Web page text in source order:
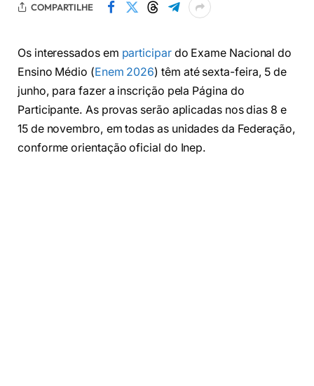
COMPARTILHE
Os interessados em participardo Exame Nacional do
Ensino Médio (Enem 2026) têm até sexta-feira, 5 de
junho, para fazer a inscrição pela Página do
Participante. As provas serão aplicadas nos dias 8 e
15 de novembro, em todas as unidades da Federação,
conforme orientação oficial do Inep.